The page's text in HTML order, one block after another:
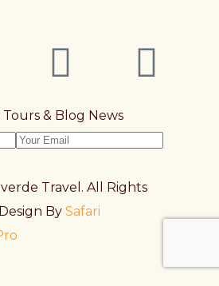
& Blog News
Travel. All Rights
By Safari